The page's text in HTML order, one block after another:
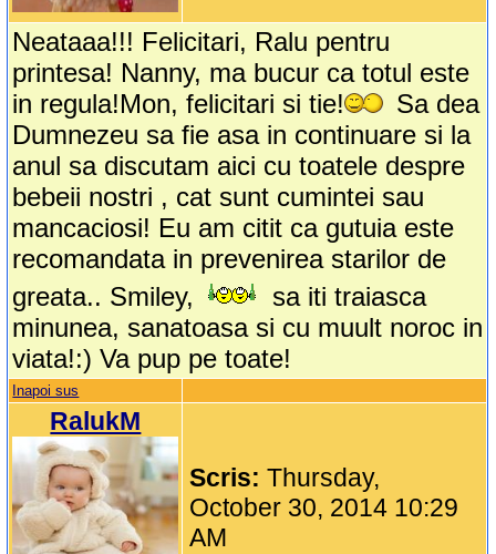
Neataaa!!! Felicitari, Ralu pentru
printesa! Nanny, ma bucur ca totul este
in regula!Mon, felicitari si tie!
Sa dea
Dumnezeu sa fie asa in continuare si la
anul sa discutam aici cu toatele despre
bebeii nostri , cat sunt cumintei sau
mancaciosi! Eu am citit ca gutuia este
recomandata in prevenirea starilor de
greata.. Smiley,
sa iti traiasca
minunea, sanatoasa si cu muult noroc in
viata!:) Va pup pe toate!
Inapoi sus
RalukM
Scris:Thursday,
October 30, 2014 10:29
AM